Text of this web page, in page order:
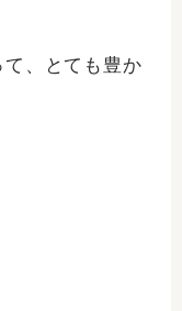
、とても豊か